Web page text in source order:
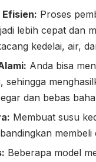
Proses
lebih cepat dan
kedelai, air,
Anda bisa
sehingga
dan bebas
Membuat susu
membeli
Beberapa model